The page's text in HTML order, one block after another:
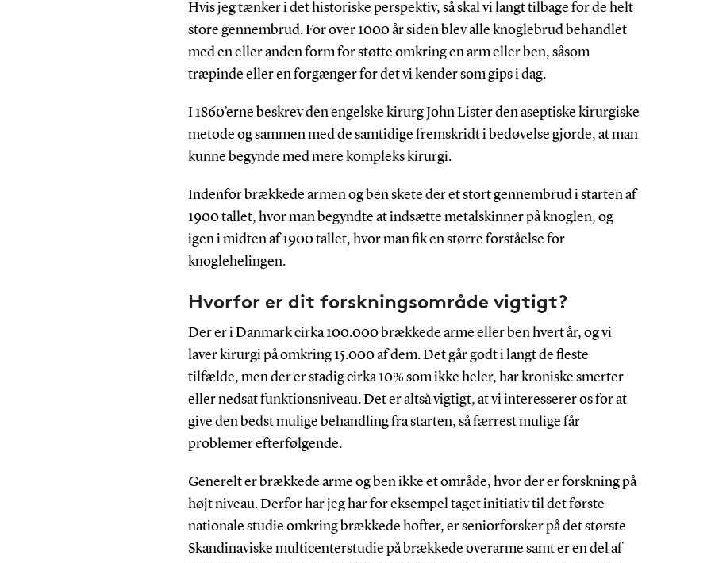
Hvis jeg tænker i det historiske perspektiv, så skal vi langt tilbage for de helt
store gennembrud. For over 1000 år siden blev alle knoglebrud behandlet
med en eller anden form for støtte omkring en arm eller ben, såsom
træpinde eller en forgænger for det vi kender som gips i dag.
I 1860’erne beskrev den engelske kirurg John Lister den aseptiske kirurgiske
metode og sammen med de samtidige fremskridt i bedøvelse gjorde, at man
kunne begynde med mere kompleks kirurgi.
Indenfor brækkede armen og ben skete der et stort gennembrud i starten af
1900 tallet, hvor man begyndte at indsætte metalskinner på knoglen, og
igen i midten af 1900 tallet, hvor man fik en større forståelse for
knoglehelingen.
Hvorfor er dit forskningsområde vigtigt?
Der er i Danmark cirka 100.000 brækkede arme eller ben hvert år, og vi
laver kirurgi på omkring 15.000 af dem. Det går godt i langt de fleste
tilfælde, men der er stadig cirka 10% som ikke heler, har kroniske smerter
eller nedsat funktionsniveau. Det er altså vigtigt, at vi interesserer os for at
give den bedst mulige behandling fra starten, så færrest mulige får
problemer efterfølgende.
Generelt er brækkede arme og ben ikke et område, hvor der er forskning på
højt niveau. Derfor har jeg har for eksempel taget initiativ til det første
nationale studie omkring brækkede hofter, er seniorforsker på det største
Skandinaviske multicenterstudie på brækkede overarme samt er en del af